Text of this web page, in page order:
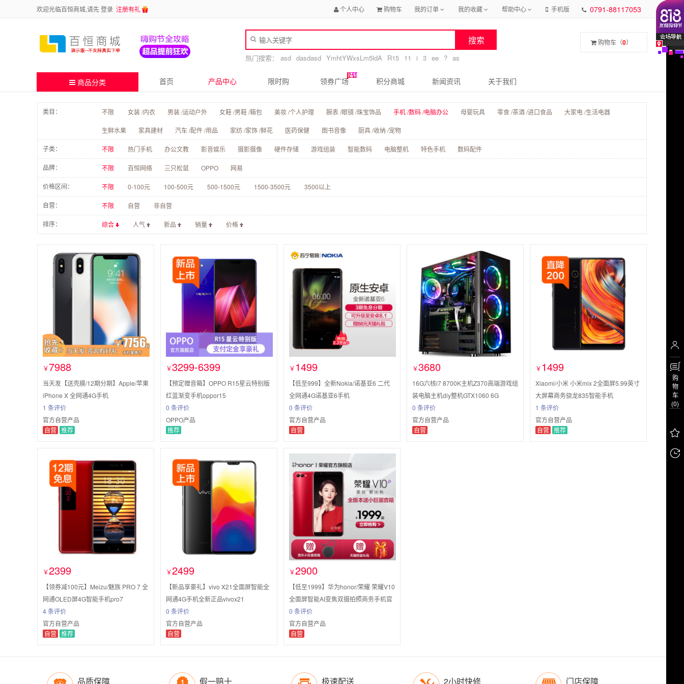
欢迎光临百恒商城,请先登录 注册有礼 个人中心 购物车 我的订单 我的收藏 帮助中心 手机版 0791-88117053
热门搜索： asd dasdasd YmhtYWxsLm5ldA R15 11 i 3 ee ? as
购物车（0）
商品分类 首页 产品中心 限时购 领券广场 积分商城 新闻资讯 关于我们
类目： 不限 女装 /内衣 男装 /运动户外 女鞋 /男鞋 /箱包 美妆 /个人护理 腕表 /眼镜 /珠宝饰品 手机 /数码 /电脑办公 母婴玩具 零食 /茶酒 /进口食品 大家电 /生活电器
生鲜水果 家具建材 汽车 /配件 /用品 家纺 /家饰 /鲜花 医药保健 图书音像 厨具 /收纳 /宠物
子类： 不限 热门手机 办公文教 影音娱乐 摄影摄像 硬件存储 游戏组装 智能数码 电脑整机 特色手机 数码配件
品牌： 不限 百恒网络 三只松鼠 OPPO 网易
价格区间： 不限 0-100元 100-500元 500-1500元 1500-3500元 3500以上
自营： 不限 自营 非自营
排序： 综合 人气 新品 销量 价格
￥7988
当天发【送壳膜/12期分期】Apple/苹果
iPhone X 全网通4G手机
1 条评价
官方自营产品
自营 推荐
￥3299-6399
【预定赠音箱】OPPO R15星云特别版
红蓝渐变手机oppor15
0 条评价
OPPO产品
推荐
￥ 1499
【低至999】全新Nokia/诺基亚6 二代
全网通4G诺基亚6手机
0 条评价
官方自营产品
自营
￥3680
16G六核i7 8700K主机Z370高端游戏组
装电脑主机diy整机GTX1060 6G
0 条评价
官方自营产品
自营
￥ 1499
Xiaomi/小米 小米mix 2全面屏5.99英寸
大屏幕商务骁龙835智能手机
1 条评价
官方自营产品
自营 推荐
￥2399
【领券减100元】Meizu/魅族 PRO 7 全
网通OLED屏4G智能手机pro7
4 条评价
官方自营产品
自营 推荐
￥2499
【新品享豪礼】vivo X21全面屏智能全
网通4G手机全新正品vivox21
0 条评价
官方自营产品
自营
￥2900
【低至1999】华为honor/荣耀 荣耀V10
全面屏智能AI变焦双摄拍照商务手机官
网全新正品全网通荣耀官方旗舰店
0 条评价
官方自营产品
自营
品质保障 假一赔十 极速配送 2小时快修 门店保障
购
物
车
(0)